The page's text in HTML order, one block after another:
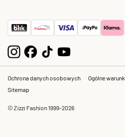
Ochrona danych osobowych Ogólne
Sitemap
© Zizzi Fashion 1999-2026